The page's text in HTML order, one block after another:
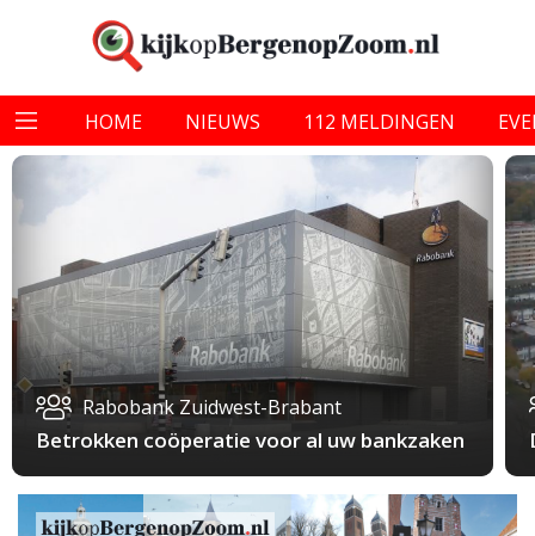
HOME NIEUWS 112 MELDINGEN
Rabobank Zuidwest-Brabant
Betrokken coöperatie voor al uw bankzaken